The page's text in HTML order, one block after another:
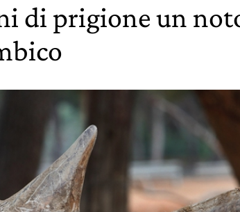
di prigione un